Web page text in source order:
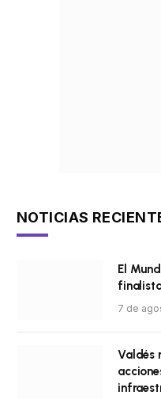
NOTICIAS
El
7 de
Valdés